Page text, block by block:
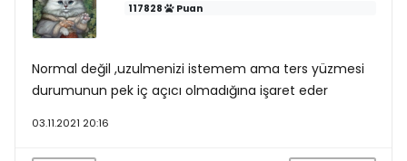
117828 Puan
Normal değil ,uzulmenizi istemem ama ters yüzmesi
durumunun pek iç açıcı olmadığına işaret eder
03.11.2021 20:16